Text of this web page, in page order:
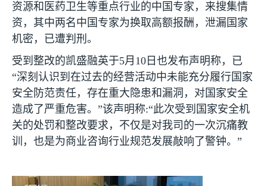
资源和医药卫生等重点行业的中国专家，来搜集情
资，其中两名中国专家为换取高额报酬，泄漏国家
机密，已遭判刑。
受到整改的凯盛融英于5月 10 日也发布声明称，已
“深刻认识到在过去的经营活动中未能充分履行国家
安全防范责任，存在重大隐患和漏洞，对国家安全
造成了严重危害。”该声明称:“此次受到国家安全机
关的处罚和整改要求，不仅是对我司的一次沉痛教
训，也是为商业咨询行业规范发展敲响了警钟。”